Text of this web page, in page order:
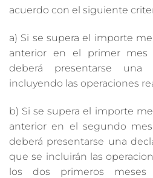
acuerdo con el siguiente
a) Si se supera el importe
anterior en el primer mes
deberá presentarse una
incluyendo las operaciones
b) Si se supera el importe
anterior en el segundo
deberá presentarse una
que se incluirán las
los dos primeros